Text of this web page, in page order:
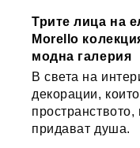
Трите лица на
Morello
модна галерия
В света на
декорации,
пространството,
придават душа.